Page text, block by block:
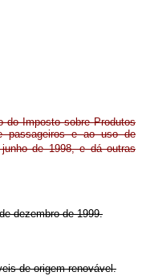
do Imposto sobre Produtos
passageiros e ao uso de
de 1998, e dá outras
dezembro de 1999.
de origem renovável.